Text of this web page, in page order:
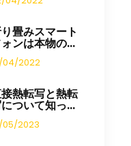
畳みスマート
ンは本物の...
04/2022
熱転写と熱転
ついて知っ...
05/2023